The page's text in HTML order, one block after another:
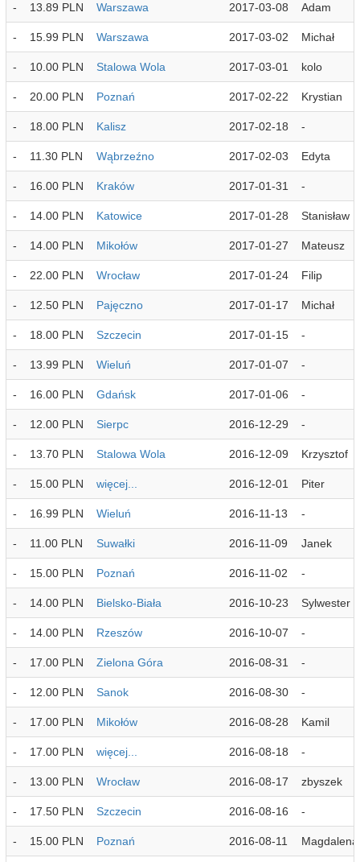
- 13.89 PLN Warszawa 2017-03-08 Adam
- 15.99 PLN Warszawa 2017-03-02 Michał
- 10.00 PLN Stalowa Wola 2017-03-01 kolo
- 20.00 PLN Poznań 2017-02-22 Krystian
- 18.00 PLN Kalisz 2017-02-18 -
- 11.30 PLN Wąbrzeźno 2017-02-03 Edyta
- 16.00 PLN Kraków 2017-01-31 -
- 14.00 PLN Katowice 2017-01-28 Stanisław
- 14.00 PLN Mikołów 2017-01-27 Mateusz
- 22.00 PLN Wrocław 2017-01-24 Filip
- 12.50 PLN Pajęczno 2017-01-17 Michał
- 18.00 PLN Szczecin 2017-01-15 -
- 13.99 PLN Wieluń 2017-01-07 -
- 16.00 PLN Gdańsk 2017-01-06 -
- 12.00 PLN Sierpc 2016-12-29 -
- 13.70 PLN Stalowa Wola 2016-12-09 Krzysztof
- 15.00 PLN więcej... 2016-12-01 Piter
- 16.99 PLN Wieluń 2016-11-13 -
- 11.00 PLN Suwałki 2016-11-09 Janek
- 15.00 PLN Poznań 2016-11-02 -
- 14.00 PLN Bielsko-Biała 2016-10-23 Sylwester
- 14.00 PLN Rzeszów 2016-10-07 -
- 17.00 PLN Zielona Góra 2016-08-31 -
- 12.00 PLN Sanok 2016-08-30 -
- 17.00 PLN Mikołów 2016-08-28 Kamil
- 17.00 PLN więcej... 2016-08-18 -
- 13.00 PLN Wrocław 2016-08-17 zbyszek
- 17.50 PLN Szczecin 2016-08-16 -
- 15.00 PLN Poznań 2016-08-11 Magdalena